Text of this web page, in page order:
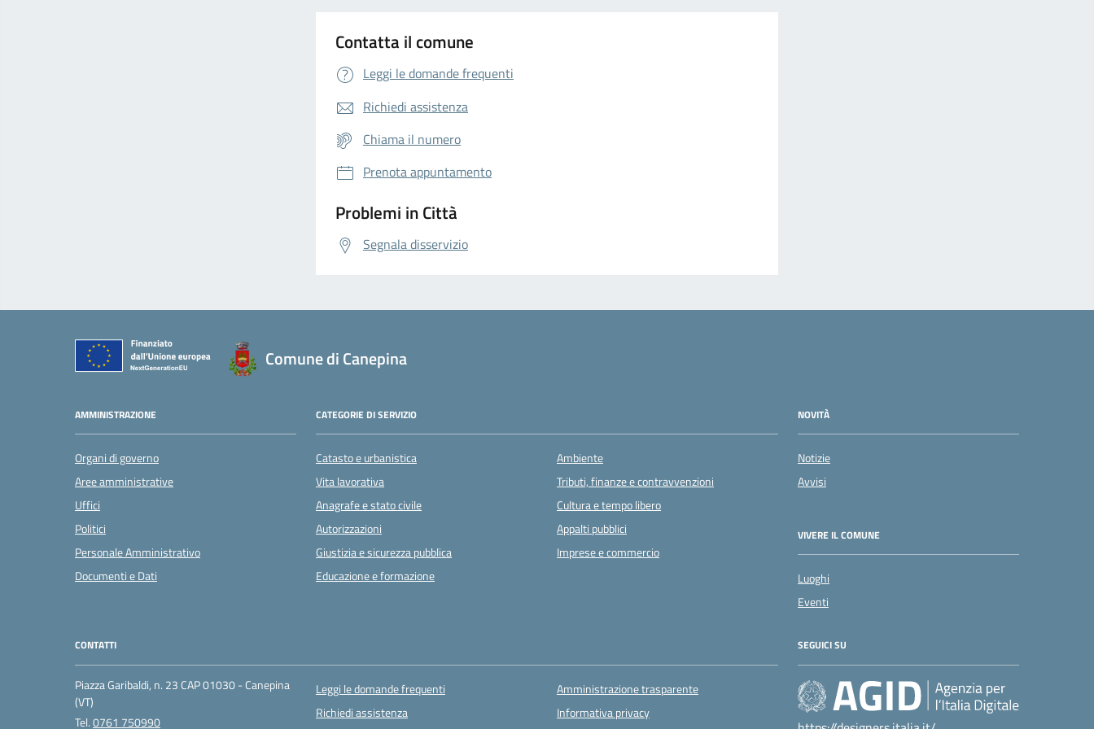
Contatta il comune
Leggi le domande frequenti
Richiedi assistenza
Chiama il numero
Prenota appuntamento
Problemi in Città
Segnala disservizio
Comune di Canepina
AMMINISTRAZIONE
Organi di governo
Aree amministrative
Uffici
Politici
Personale Amministrativo
Documenti e Dati
CATEGORIE DI SERVIZIO
Catasto e urbanistica
Vita lavorativa
Anagrafe e stato civile
Autorizzazioni
Giustizia e sicurezza pubblica
Educazione e formazione
Ambiente
Tributi, finanze e contravvenzioni
Cultura e tempo libero
Appalti pubblici
Imprese e commercio
NOVITÀ
Notizie
Avvisi
VIVERE IL COMUNE
Luoghi
Eventi
CONTATTI
Piazza Garibaldi, n. 23 CAP 01030 - Canepina
(VT)
Tel.0761 750990
Leggi le domande frequenti
Richiedi assistenza
Amministrazione trasparente
Informativa privacy
SEGUICI SU